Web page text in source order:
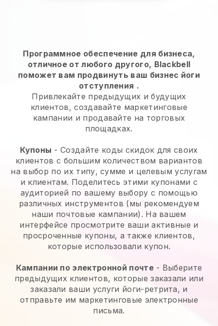
Программное обеспечение для бизнеса,
отличное от любого другого, Blackbell
поможет вам продвинуть ваш бизнес йоги
отступления .
Привлекайте предыдущих и будущих
клиентов, создавайте маркетинговые
кампании и продавайте на торговых
площадках.
Купоны - Создайте коды скидок для своих
клиентов с большим количеством вариантов
на выбор по их типу, сумме и целевым услугам
и клиентам. Поделитесь этими купонами с
аудиторией по вашему выбору с помощью
различных инструментов (мы рекомендуем
наши почтовые кампании). На вашем
интерфейсе просмотрите ваши активные и
просроченные купоны, а также клиентов,
которые использовали купон.
Кампании по электронной почте- Выберите
предыдущих клиентов, которые заказали или
заказали ваши услуги йоги-ретрита, и
отправьте им маркетинговые электронные
письма.